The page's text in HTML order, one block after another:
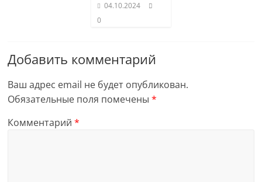
04.10.2024
0
Добавить комментарий
Ваш адрес email не будет опубликован.
Обязательные поля помечены*
Комментарий*